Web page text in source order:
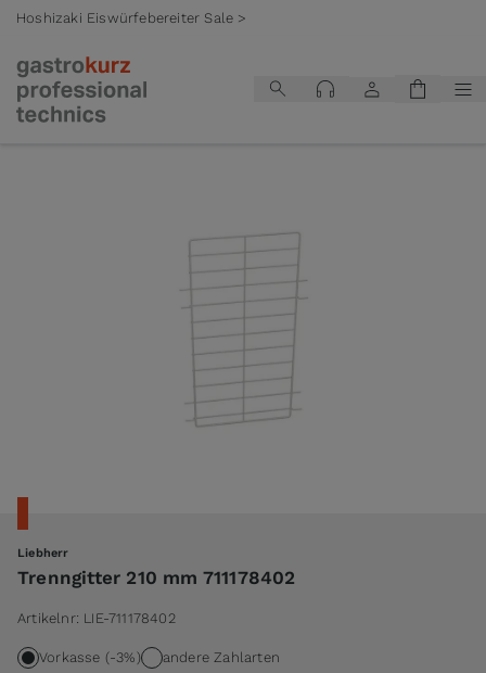
Hoshizaki Eiswürfebereiter Sale >
Liebherr
Trenngitter 210 mm 711178402
Artikelnr: LIE-711178402
Vorkasse (-3%) andere Zahlarten